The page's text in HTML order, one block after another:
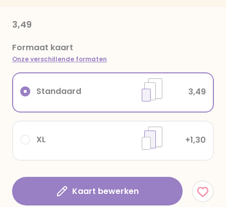
3,49
Formaat kaart
Onze verschillende formaten
XL +1,30
Standaard 3,49
Kaart bewerken